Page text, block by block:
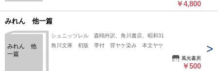
￥4,800
みれん 他一篇
みれん 他
一篇
シュニッツレル 森鴎外訳、角川書店、昭和31
角川文庫 初版 帯付 背ヤケ染み 本文ヤケ
風光書房
￥500